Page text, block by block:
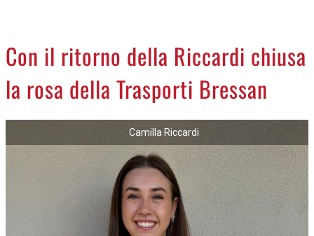
LA PIAZZA
ANIMALI
ACCEDI
Con il ritorno della Riccardi chiusa
la rosa della Trasporti Bressan
Camilla Riccardi